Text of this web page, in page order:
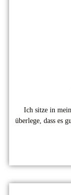
Ich sitze in
überlege, dass es